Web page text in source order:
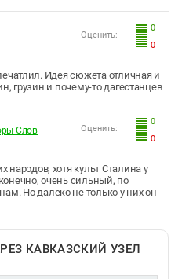
0
0
Оценить:
Идея сюжета отличная и
грузин и почему-то дагестанцев
0
0
Оценить:
Слов
народов, хотя культ Сталина у
очень сильный, по
Но далеко не только у них он
КАВКАЗСКИЙ УЗЕЛ